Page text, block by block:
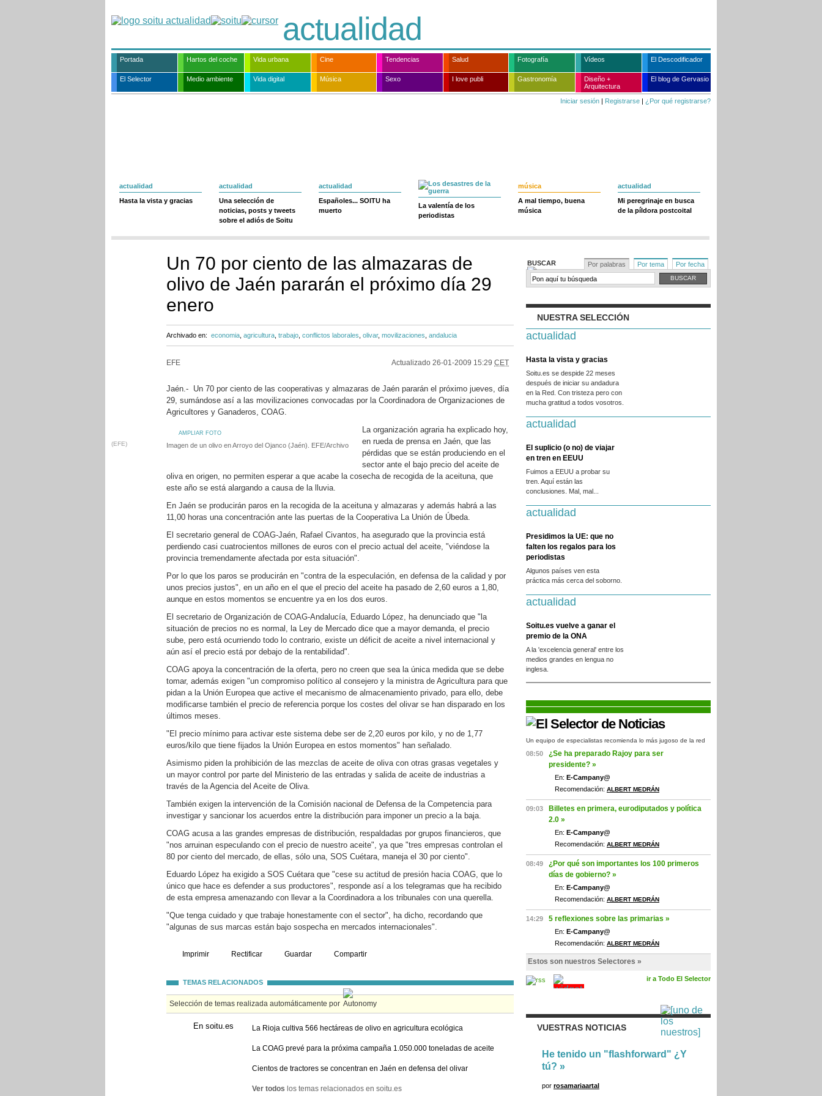
actualidad
Portada Hartos del coche Vida urbana Cine Tendencias Salud Fotografía Vídeos El Descodificador
El Selector Medio ambiente Vida digital Música Sexo I love publi Gastronomía
Diseño +
Arquitectura
El blog de Gervasio
Iniciar sesión | Registrarse | ¿Por qué registrarse?
actualidad
Hasta la vista y gracias
actualidad
Una selección de
noticias, posts y tweets
sobre el adiós de Soitu
actualidad
Españoles... SOITU ha
muerto
La valentía de los
periodistas
música
A mal tiempo, buena
música
actualidad
Mi peregrinaje en busca
de la píldora postcoital
Un 70 por ciento de las almazaras de
olivo de Jaén pararán el próximo día 29
enero
Archivado en: economia agricultura trabajo conflictos laborales olivar, movilizaciones andalucia
EFE Actualizado 26-01-2009 15:29 CET
Jaén.- Un 70 por ciento de las cooperativas y almazaras de Jaén pararán el próximo jueves, día
29, sumándose así a las movilizaciones convocadas por la Coordinadora de Organizaciones de
Agricultores y Ganaderos, COAG.
AMPLIAR FOTO
(EFE) Imagen de un olivo en Arroyo del Ojanco (Jaén). EFE/Archivo
La organización agraria ha explicado hoy,
en rueda de prensa en Jaén, que las
pérdidas que se están produciendo en el
sector ante el bajo precio del aceite de
oliva en origen, no permiten esperar a que acabe la cosecha de recogida de la aceituna, que
este año se está alargando a causa de la lluvia.
En Jaén se producirán paros en la recogida de la aceituna y almazaras y además habrá a las
11,00 horas una concentración ante las puertas de la Cooperativa La Unión de Úbeda.
El secretario general de COAG-Jaén, Rafael Civantos, ha asegurado que la provincia está
perdiendo casi cuatrocientos millones de euros con el precio actual del aceite, "viéndose la
provincia tremendamente afectada por esta situación".
Por lo que los paros se producirán en "contra de la especulación, en defensa de la calidad y por
unos precios justos", en un año en el que el precio del aceite ha pasado de 2,60 euros a 1,80,
aunque en estos momentos se encuentre ya en los dos euros.
El secretario de Organización de COAG-Andalucía, Eduardo López, ha denunciado que "la
situación de precios no es normal, la Ley de Mercado dice que a mayor demanda, el precio
sube, pero está ocurriendo todo lo contrario, existe un déficit de aceite a nivel internacional y
aún así el precio está por debajo de la rentabilidad".
COAG apoya la concentración de la oferta, pero no creen que sea la única medida que se debe
tomar, además exigen "un compromiso político al consejero y la ministra de Agricultura para que
pidan a la Unión Europea que active el mecanismo de almacenamiento privado, para ello, debe
modificarse también el precio de referencia porque los costes del olivar se han disparado en los
últimos meses.
"El precio mínimo para activar este sistema debe ser de 2,20 euros por kilo, y no de 1,77
euros/kilo que tiene fijados la Unión Europea en estos momentos" han señalado.
Asimismo piden la prohibición de las mezclas de aceite de oliva con otras grasas vegetales y
un mayor control por parte del Ministerio de las entradas y salida de aceite de industrias a
través de la Agencia del Aceite de Oliva.
También exigen la intervención de la Comisión nacional de Defensa de la Competencia para
investigar y sancionar los acuerdos entre la distribución para imponer un precio a la baja.
COAG acusa a las grandes empresas de distribución, respaldadas por grupos financieros, que
"nos arruinan especulando con el precio de nuestro aceite", ya que "tres empresas controlan el
80 por ciento del mercado, de ellas, sólo una, SOS Cuétara, maneja el 30 por ciento".
Eduardo López ha exigido a SOS Cuétara que "cese su actitud de presión hacia COAG, que lo
único que hace es defender a sus productores", responde así a los telegramas que ha recibido
de esta empresa amenazando con llevar a la Coordinadora a los tribunales con una querella.
"Que tenga cuidado y que trabaje honestamente con el sector", ha dicho, recordando que
"algunas de sus marcas están bajo sospecha en mercados internacionales".
Imprimir Rectificar Guardar Compartir
TEMAS RELACIONADOS
Selección de temas realizada automáticamente por
En soitu.es La Rioja cultiva 566 hectáreas de olivo en agricultura ecológica
La COAG prevé para la próxima campaña 1.050.000 toneladas de aceite
Cientos de tractores se concentran en Jaén en defensa del olivar
Ver todos los temas relacionados en soitu.es
BUSCAR Por palabras Por tema Por fecha
NUESTRA SELECCIÓN
actualidad
Hasta la vista y gracias
Soitu.es se despide 22 meses
después de iniciar su andadura
en la Red. Con tristeza pero con
mucha gratitud a todos vosotros.
actualidad
El suplicio (o no) de viajar
en tren en EEUU
Fuimos a EEUU a probar su
tren. Aquí están las
conclusiones. Mal, mal...
actualidad
Presidimos la UE: que no
falten los regalos para los
periodistas
Algunos países ven esta
práctica más cerca del soborno.
actualidad
Soitu.es vuelve a ganar el
premio de la ONA
A la 'excelencia general' entre los
medios grandes en lengua no
inglesa.
Un equipo de especialistas recomienda lo más jugoso de la red
08:50
¿Se ha preparado Rajoy para ser
presidente? »
En: E-Campany@
Recomendación: ALBERT MEDRÁN
09:03
Billetes en primera, eurodiputados y política
2.0 »
En: E-Campany@
Recomendación: ALBERT MEDRÁN
08:49
¿Por qué son importantes los 100 primeros
días de gobierno? »
En: E-Campany@
Recomendación: ALBERT MEDRÁN
14:29 5 reflexiones sobre las primarias »
En: E-Campany@
Recomendación: ALBERT MEDRÁN
Estos son nuestros Selectores »
ir a Todo El Selector
VUESTRAS NOTICIAS
He tenido un "flashforward" ¿Y
tú? »
por rosamariaartal